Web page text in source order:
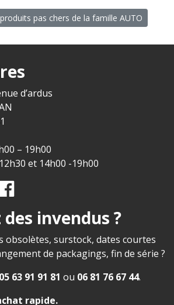
pas chers de la famille AUTO
d’ardus
– 19h00
et 14h00 -19h00
des invendus ?
obsolètes, surstock, dates courtes
de packagings, fin de série ?
05 63 91 91 81 ou 06 81 76 67 44.
rapide.